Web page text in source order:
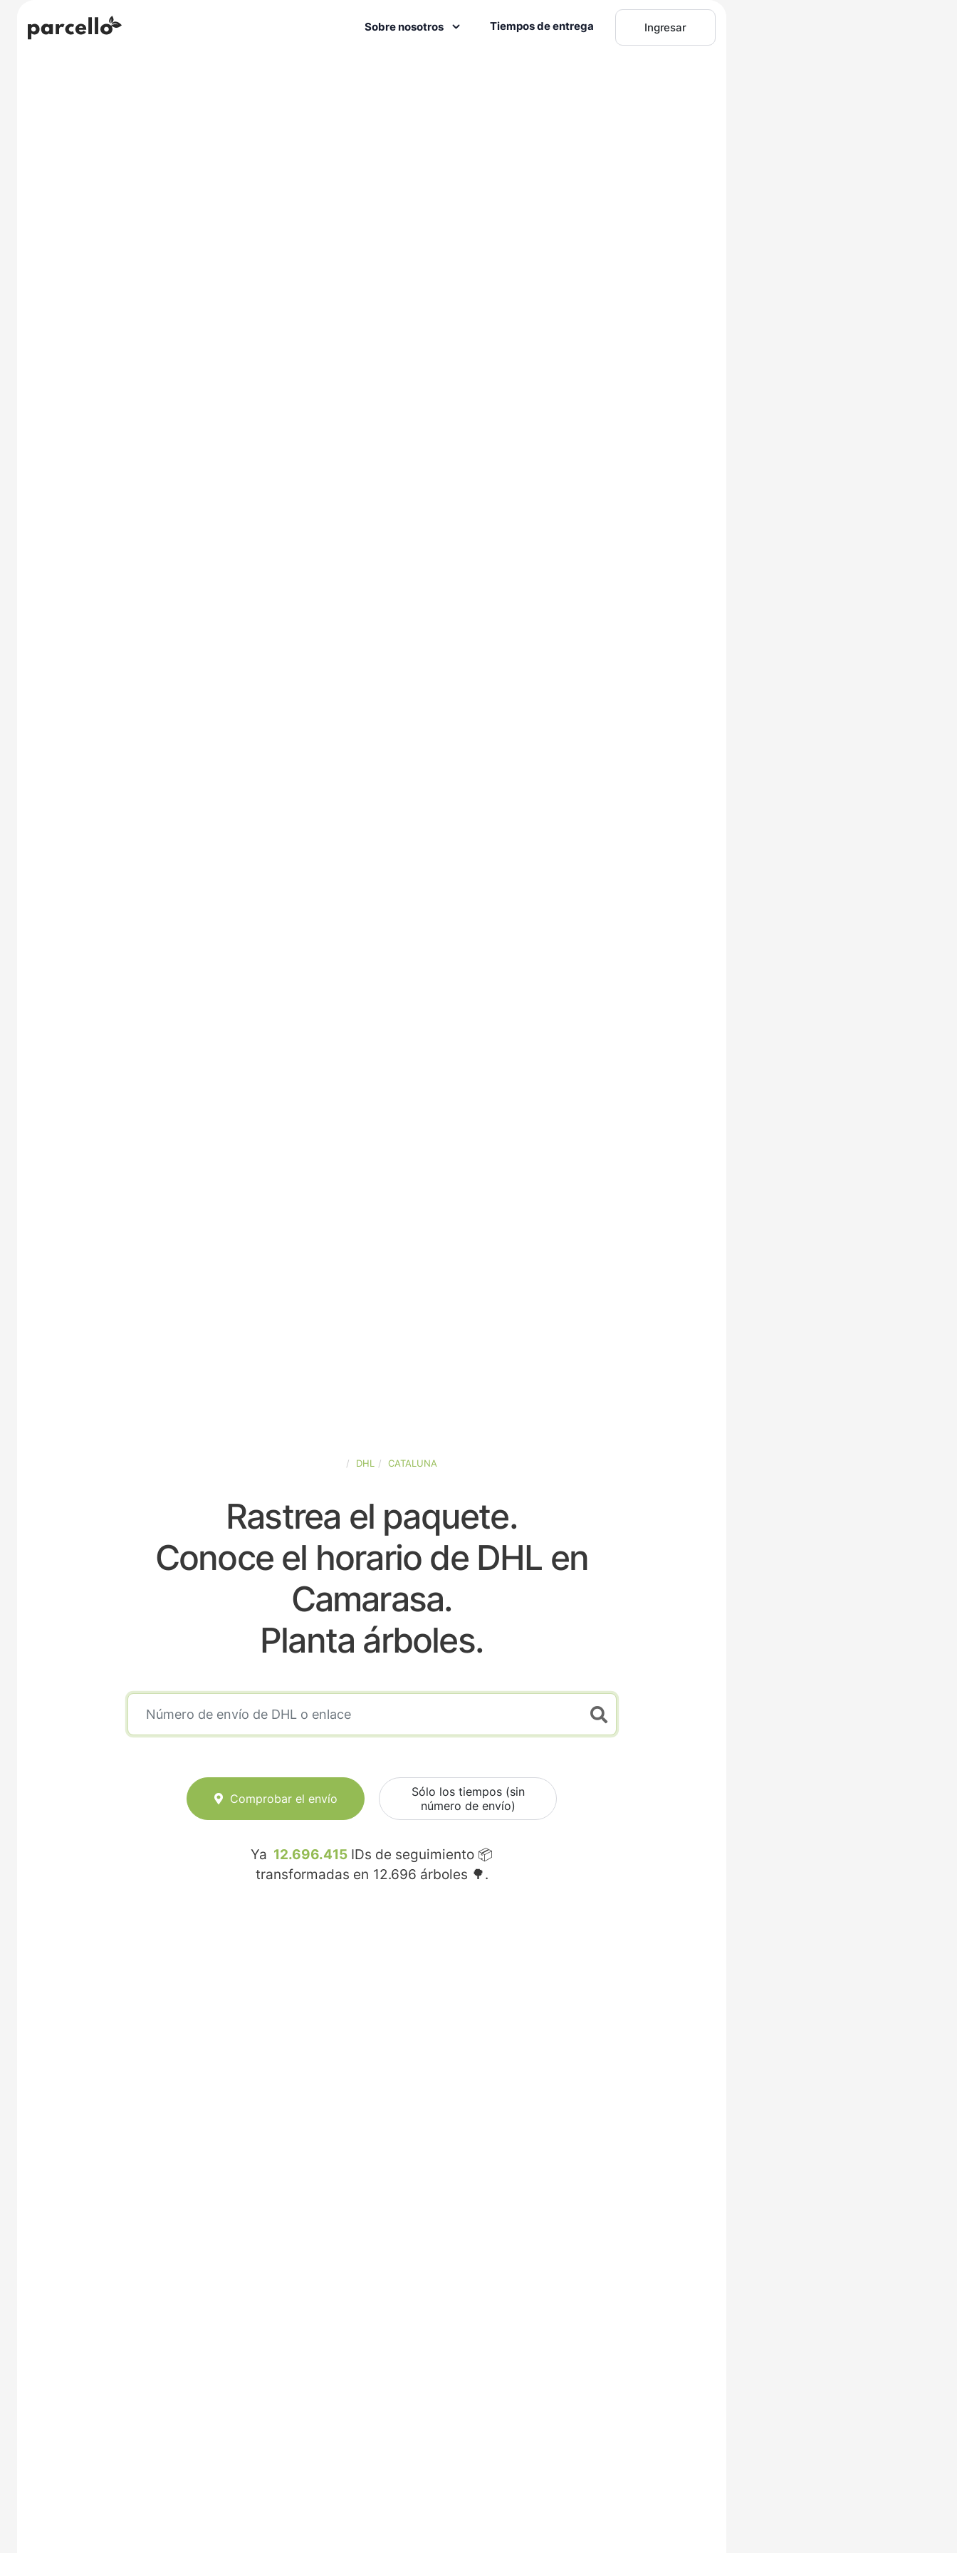
Sobre nosotros Tiempos de entrega Ingresar
DHL CATALUNA
Rastrea el paquete.
Conoce el horario de DHL en
Camarasa.
Planta árboles.
Comprobar el envío
Sólo los tiempos (sin
número de envío)
Ya 12.696.415 IDs de seguimiento 📦
transformadas en 12.696 árboles 🌳.